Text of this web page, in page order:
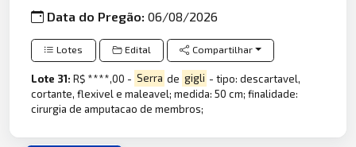
Data do Pregão:06/08/2026
Lotes Edital Compartilhar
Lote 31:R$ ****,00 - Serra de gigli - tipo: descartavel,
cortante, flexivel e maleavel; medida: 50 cm; finalidade:
cirurgia de amputacao de membros;